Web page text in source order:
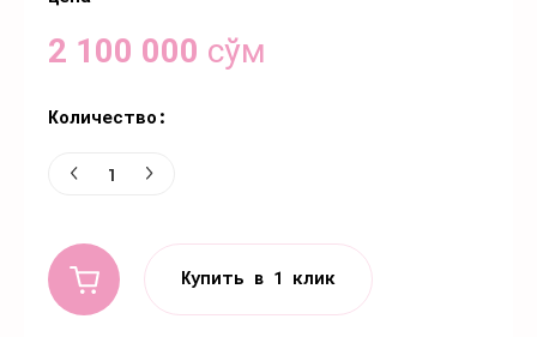
2 100 000 сўм
Количество:
Купить в 1 клик